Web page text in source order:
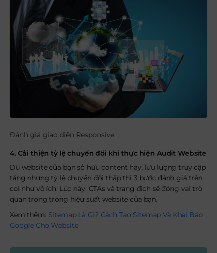
Đánh giá giao diện Responsive
4. Cải thiện tỷ lệ chuyển đổi khi thực hiện Audit Website
Dù website của bạn sở hữu content hay, lưu lượng truy cập
tăng nhưng tỷ lệ chuyển đổi thấp thì 3 bước đánh giá trên
coi như vô ích. Lúc này, CTAs và trang đích sẽ đóng vai trò
quan trọng trong hiệu suất website của bạn.
Xem thêm: Sitemap Là Gì? Cách Tạo Sitemap Và Khai Báo
Google Cho Website